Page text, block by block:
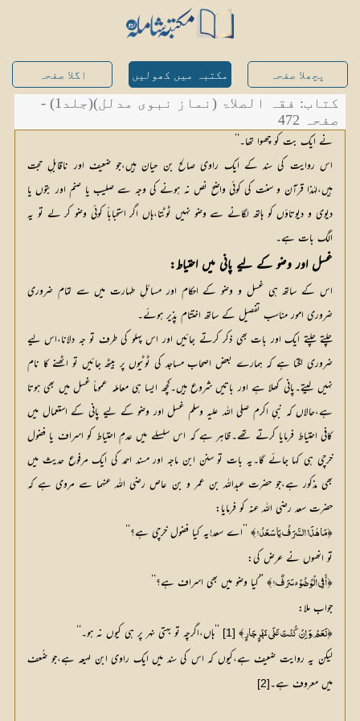
پچھلا صفحہ مکتبہ میں کھولیں اگلا صفحہ
کتاب: فقہ الصلاۃ (نماز نبوی مدلل)(جلد1) -
صفحہ 472
نے ایک بت کو چھوا تھا۔‘‘
اس روایت کی سند کے ایک راوی صالح بن حیان ہیں،جو ضعیف اور ناقابلِ حجت
ہیں،لہٰذا قرآن و سنت کی کوئی واضح نص نہ ہونے کی وجہ سے صلیب یا صنم اور بتوں یا
دیوی و دیوتاؤں کو ہاتھ لگانے سے وضو نہیں ٹوٹتا،ہاں اگر استحباباً کوئی وضو کر لے تو یہ
الگ بات ہے۔
غسل اور وضو کے لیے پانی میں احتیاط:
اس کے ساتھ ہی غسل و وضو کے احکام اور مسائلِ طہارت میں سے تمام ضروری
ضروری امور مناسب تفصیل کے ساتھ اختتام پذیر ہوئے۔
چلتے چلتے ایک اور بات بھی ذکر کرتے جائیں اور اس پہلو کی طرف تو جہ دلانا،اس لیے
ضروری لگتا ہے کہ ہمارے بعض اصحاب مساجد کی ٹوٹیوں پر بیٹھ جائیں تو اٹھنے کا نام
نہیں لیتے۔پانی کھلا ہے اور باتیں شروع ہیں۔کچھ ایسا ہی معاملہ عموماً غسل میں بھی ہوتا
ہے،حالاں کہ نبیِ اکرم صلی اللہ علیہ وسلم غسل اور وضو کے لیے پانی کے استعمال میں
کافی احتیاط فرمایا کرتے تھے۔ظاہر ہے کہ اس سلسلے میں عدمِ احتیاط کو اسراف یا فضول
خرچی ہی کہا جائے گا۔یہ بات تو سنن ابن ماجہ اور مسند احمد کی ایک مرفوع حدیث میں
بھی مذکور ہے،جو حضرت عبداللہ بن عمر و بن عاص رضی اللہ عنہما سے مروی ہے کہ
حضرت سعد رضی اللہ عنہ کو فرمایا:
﴿مَا ہٰذَا السَّرَفُ یَا سَعَدُ؟﴾ ’’اے سعد!یہ کیا فضول خرچی ہے؟‘‘
تو انھوں نے عرض کی:
﴿أَفِي الْوُضُوْئِ سَرَفٌ؟﴾ ’’کیا وضو میں بھی اسراف ہے؟‘‘
جواب ملا:
﴿نَعَمْ،وَ اِنْ کُنْتَ عَلَی نَہْرٍ جَارٍ﴾ [1]
’’ہاں،اگرچہ تو بہتی نہر پر ہی کیوں نہ ہو۔‘‘
لیکن یہ روایت ضعیف ہے،کیوں کہ اس کی سند میں ایک راوی ابن لہیعہ ہے،جو ضُعف
میں معروف ہے۔[2]